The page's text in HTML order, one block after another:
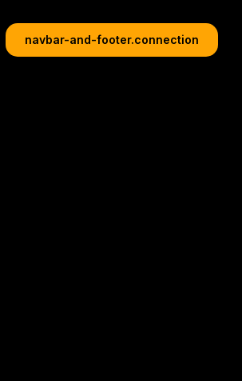
navbar-and-footer.connection